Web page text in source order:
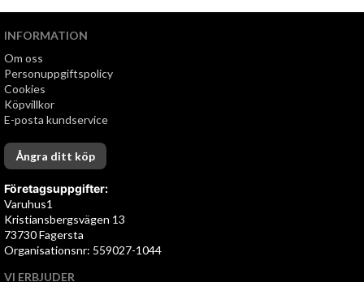
INFORMATION
Om oss
Personuppgiftspolicy
Cookies
Köpvillkor
E-posta kundservice
Ångra ditt köp
Företagsuppgifter:
Varuhus1
Kristiansbergsvägen 13
73730 Fagersta
Organisationsnr: 559027-1044
VI ERBJUDER